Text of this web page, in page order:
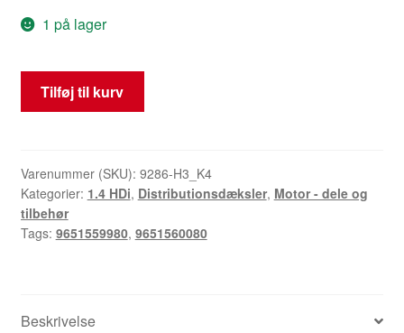
1 på lager
Remdæksel
Peugeot
1.4
HDi
9651559980
Tilføj til kurv
Varenummer (SKU): 9286-H3_K4
Kategorier: 1.4 HDi, Distributionsdæksler, Motor - dele og
tilbehør
Tags: 9651559980, 9651560080
Beskrivelse